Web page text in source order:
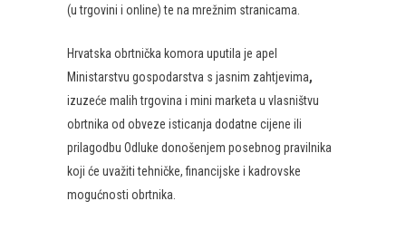
(u trgovini i online) te na mrežnim stranicama.
Hrvatska obrtnička komora uputila je apel
Ministarstvu gospodarstva s jasnim zahtjevima,
izuzeće malih trgovina i mini marketa u vlasništvu
obrtnika od obveze isticanja dodatne cijene ili
prilagodbu Odluke donošenjem posebnog pravilnika
koji će uvažiti tehničke, financijske i kadrovske
mogućnosti obrtnika.